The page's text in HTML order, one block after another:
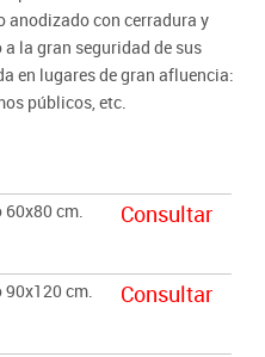
anodizado con cerradura y
la gran seguridad de sus
en lugares de gran afluencia:
públicos, etc.
cm.
Consultar
cm.
Consultar